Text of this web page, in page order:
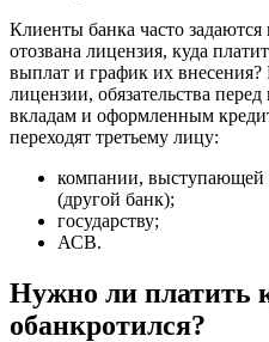
Клиенты банка часто
отозвана лицензия, куда
выплат и график их
лицензии, обязательства
вкладам и оформленным
переходят третьему лицу:
компании, выступающей
(другой банк);
государству;
АСВ.
Нужно ли платить
обанкротился?